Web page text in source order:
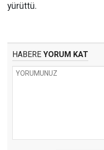
yürüttü.
HABERE YORUM KAT